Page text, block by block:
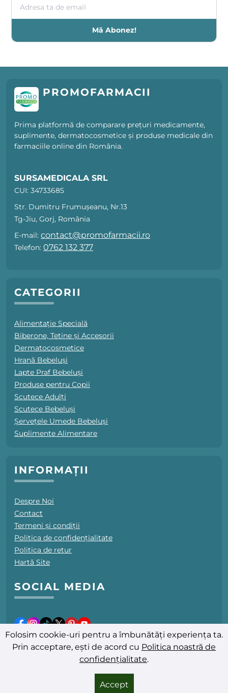
Mă Abonez!
PROMOFARMACII
Prima platformă de comparare prețuri medicamente,
suplimente, dermatocosmetice și produse medicale din
farmaciile online din România.
SURSAMEDICALA SRL
CUI: 34733685
Str. Dumitru Frumușeanu, Nr.13
Tg-Jiu, Gorj, România
E-mail: contact@promofarmacii.ro
Telefon: 0762 132 377
CATEGORII
Alimentație Specială
Biberone, Tetine și Accesorii
Dermatocosmetice
Hrană Bebeluși
Lapte Praf Bebeluși
Produse pentru Copii
Scutece Adulți
Scutece Bebeluși
Șervețele Umede Bebeluși
Suplimente Alimentare
INFORMAȚII
Despre Noi
Contact
Termeni și condiții
Politica de confidențialitate
Politica de retur
Hartă Site
SOCIAL MEDIA
Ultima actualizare: 08.08.2026
© 2025-2026 PromoFarmacii.ro - Toate drepturile rezervate
Folosim cookie-uri pentru a îmbunătăți experiența ta.
Prin acceptare, ești de acord cu Politica noastră de
confidențialitate.
Accept